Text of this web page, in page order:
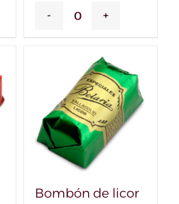
Bombón
avellana
cantidad
Bombón de licor